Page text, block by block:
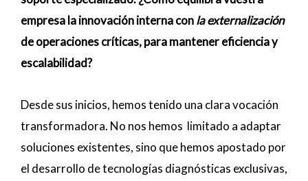
empresa la innovación interna conla externalización
de operaciones críticas, para mantener eficiencia y
escalabilidad?
Desde sus inicios, hemos tenido una clara vocación
transformadora. No nos hemos limitado a adaptar
soluciones existentes, sino que hemos apostado por
el desarrollo de tecnologías diagnósticas exclusivas,